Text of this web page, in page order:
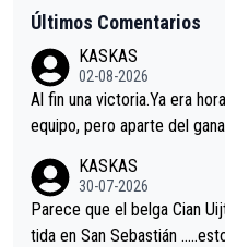
Últimos Comentarios
KASKAS
02-08-2026
Al fin una victoria.Ya era
equipo, pero aparte del
s.La única buena noticia es
astian.Si en la Vuelta a
er alguna sorpresa en la
KASKAS
30-07-2026
Parece que el belga Cian
tida en San Sebastián